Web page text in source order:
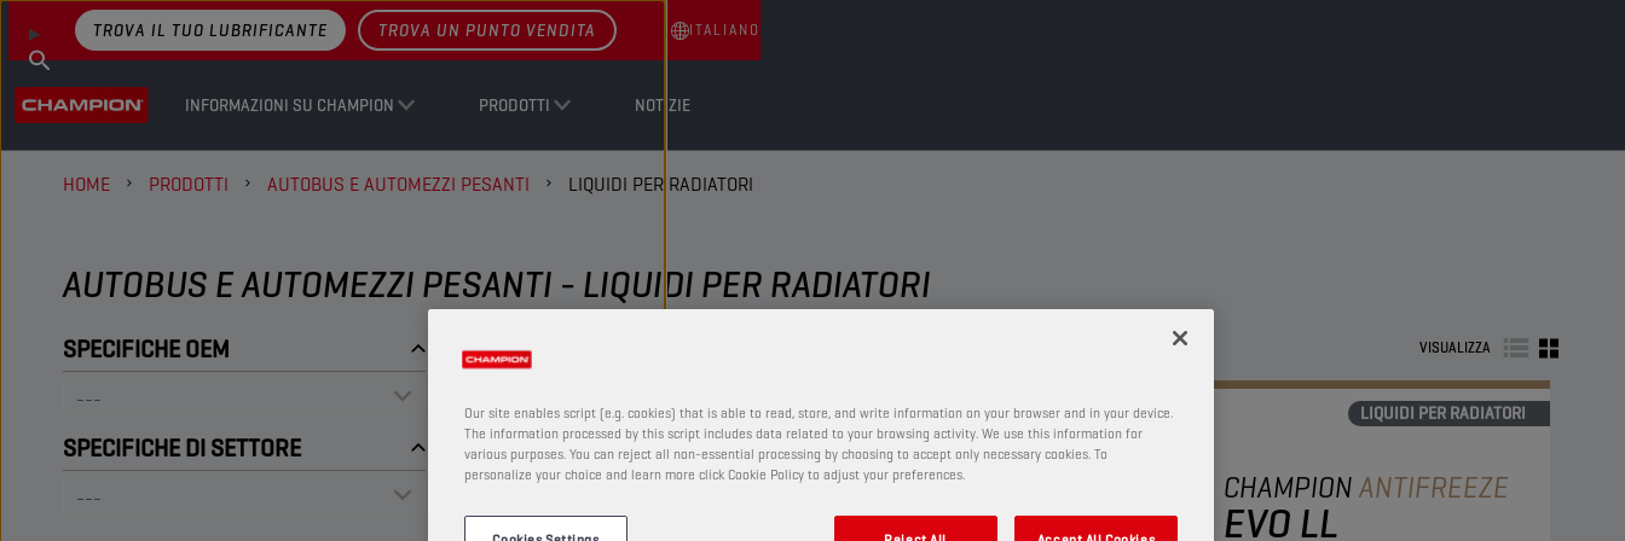
INFORMAZIONI SU CHAMPION PRODOTTI NOTIZIE
TROVA IL TUO LUBRIFICANTE TROVA UN PUNTO VENDITA ITALIANO
HOME PRODOTTI AUTOBUS E AUTOMEZZI PESANTI LIQUIDI PER RADIATORI
AUTOBUS E AUTOMEZZI PESANTI - LIQUIDI PER RADIATORI
SPECIFICHE OEM
SPECIFICHE DI SETTORE
VISUALIZZA
LIQUIDI PER RADIATORI
CHAMPIONCOOLANT
EVO LL -36°C
LIQUIDI PER RADIATORI
CHAMPIONANTIFREEZE
EVO LL
Our site enables script (e.g. cookies) that is able to read, store, and write information on your browser and in your device.
The information processed by this script includes data related to your browsing activity. We use this information for
various purposes. You can reject all non-essential processing by choosing to accept only necessary cookies. To
personalize your choice and learn more click Cookie Policy to adjust your preferences.